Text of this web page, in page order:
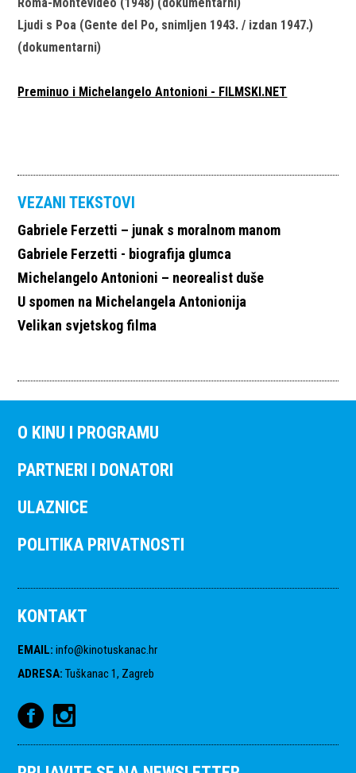
Ljudi s Poa (Gente del Po, snimljen 1943. / izdan 1947.)
(dokumentarni)
Preminuo i Michelangelo Antonioni - FILMSKI.NET
VEZANI TEKSTOVI
Gabriele Ferzetti – junak s moralnom manom
Gabriele Ferzetti - biografija glumca
Michelangelo Antonioni – neorealist duše
U spomen na Michelangela Antonionija
Velikan svjetskog filma
O KINU I PROGRAMU
PARTNERI I DONATORI
ULAZNICE
POLITIKA PRIVATNOSTI
KONTAKT
EMAIL: info@kinotuskanac.hr
ADRESA: Tuškanac 1, Zagreb